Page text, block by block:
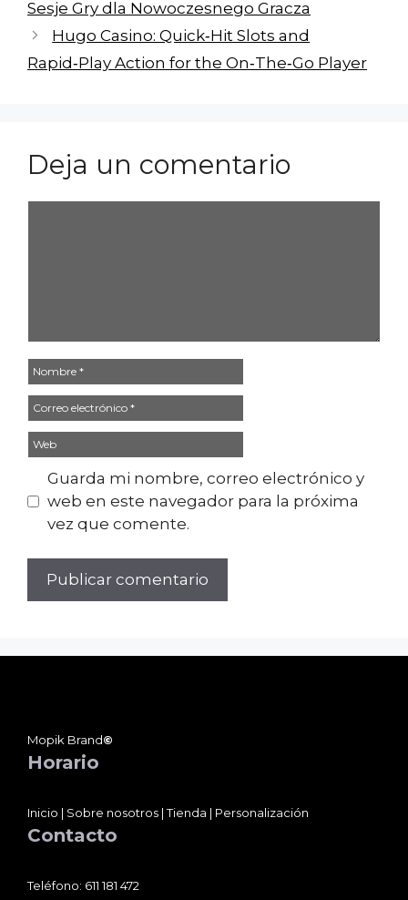
Sesje Gry dla Nowoczesnego Gracza
Hugo Casino: Quick‑Hit Slots and
Rapid‑Play Action for the On‑The‑Go Player
Deja un comentario
Nombre
Correo
electrónico
Web
Guarda mi nombre, correo electrónico y
web en este navegador para la próxima
vez que comente.
Mopik Brand©
Horario
Inicio | Sobre nosotros |Tienda | Personalización
Contacto
Teléfono: 611 181 472